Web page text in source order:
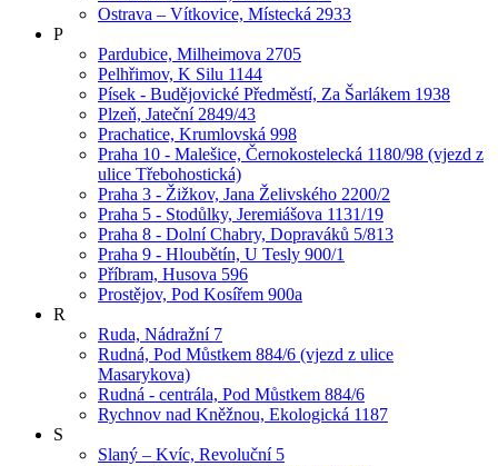
Ostrava – Vítkovice, Místecká 2933
P
Pardubice, Milheimova 2705
Pelhřimov, K Silu 1144
Písek - Budějovické Předměstí, Za Šarlákem 1938
Plzeň, Jateční 2849/43
Prachatice, Krumlovská 998
Praha 10 - Malešice, Černokostelecká 1180/98 (vjezd z
ulice Třebohostická)
Praha 3 - Žižkov, Jana Želivského 2200/2
Praha 5 - Stodůlky, Jeremiášova 1131/19
Praha 8 - Dolní Chabry, Dopraváků 5/813
Praha 9 - Hloubětín, U Tesly 900/1
Příbram, Husova 596
Prostějov, Pod Kosířem 900a
R
Ruda, Nádražní 7
Rudná, Pod Můstkem 884/6 (vjezd z ulice
Masarykova)
Rudná - centrála, Pod Můstkem 884/6
Rychnov nad Kněžnou, Ekologická 1187
S
Slaný – Kvíc, Revoluční 5